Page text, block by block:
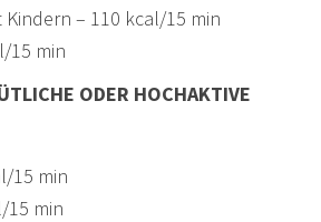
– 110 kcal/15 min
15 min
ODER HOCHAKTIVE
15 min
15 min